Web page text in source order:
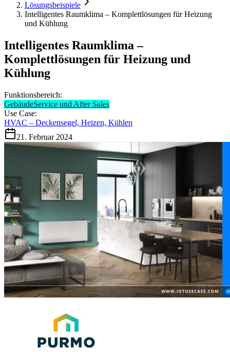
Lösungsbeispiele
Intelligentes Raumklima – Komplettlösungen für Heizung
und Kühlung
Intelligentes Raumklima –
Komplettlösungen für Heizung und
Kühlung
Funktionsbereich:
GebäudeService und After Sales
Use Case:
HVAC – Deckensegel, Heizen, Kühlen
21. Februar 2024